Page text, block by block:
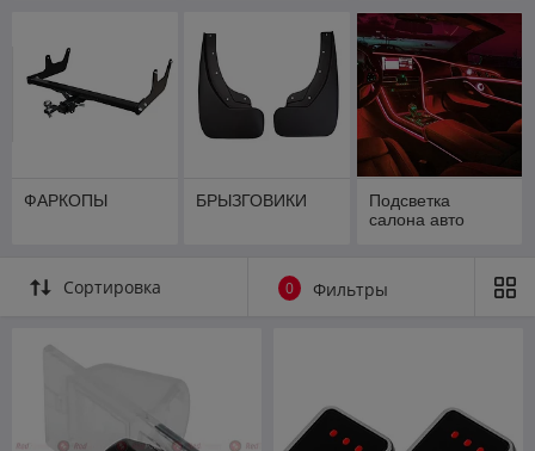
ФАРКОПЫ БРЫЗГОВИКИ
Подсветка
салона авто
Сортировка 0 Фильтры